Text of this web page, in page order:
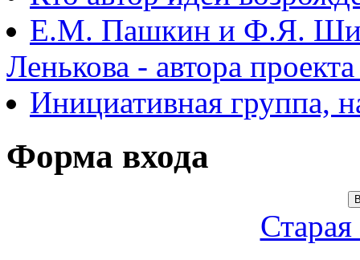
Е.М. Пашкин и Ф.Я.
Ленькова - автора
Инициативная группа,
Форма входа